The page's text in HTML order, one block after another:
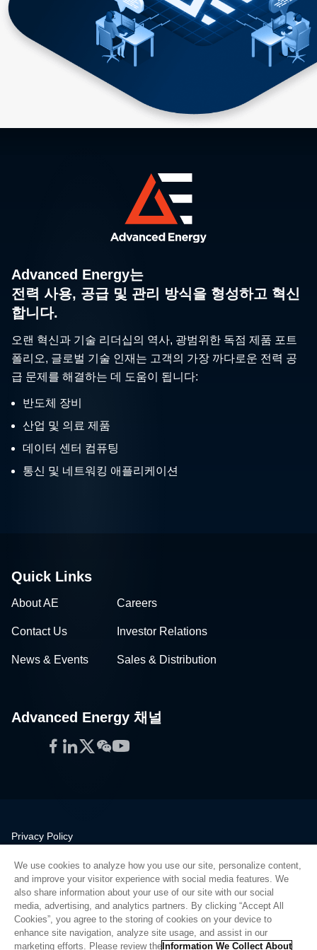
Advanced Energy는
전력 사용, 공급 및 관리 방식을 형성하고 혁신
합니다.
오랜 혁신과 기술 리더십의 역사, 광범위한 독점 제품 포트
폴리오, 글로벌 기술 인재는 고객의 가장 까다로운 전력 공
급 문제를 해결하는 데 도움이 됩니다:
반도체 장비
산업 및 의료 제품
데이터 센터 컴퓨팅
통신 및 네트워킹 애플리케이션
Quick Links
About AE Careers
Contact Us Investor Relations
News & Events Sales & Distribution
Advanced Energy 채널
Facebook
LinkedIn
Twitter
WeChat
YouTube
Privacy Policy
Quality
Sitemap
Supplier Portal
UK Modern Slavery Act
We use cookies to analyze how you use our site, personalize content,
and improve your visitor experience with social media features. We
also share information about your use of our site with our social
media, advertising, and analytics partners. By clicking “Accept All
Cookies”, you agree to the storing of cookies on your device to
enhance site navigation, analyze site usage, and assist in our
marketing efforts. Please review the Information We Collect About